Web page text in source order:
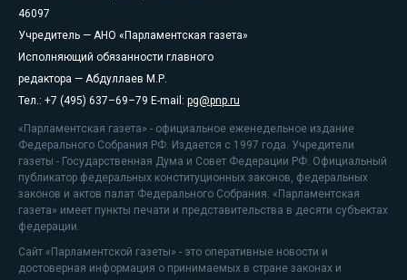
46097
Учредитель — АНО «Парламентская газета»
Исполняющий обязанности главного
редактора — Абдуллаев М.Р.
Тел.: +7 (495) 637–69–79 E-mail: pg@pnp.ru
«Парламентская газета» - официальное еженедельное издание
Федерального Собрания РФ. Издается с 1997 года. Учредители
газеты - Государственная Дума и Совет Федерации РФ. Официальный
публикатор федеральных конституционных законов, федеральных
законов и актов палат Федерального Собрания. «Парламентская
газета» имеет пункты печати и представительства в десяти субъектах
федерации.
Сайт «Парламентской газеты» - это оперативные новости и
достоверная информация о принимаемых в стране законах и